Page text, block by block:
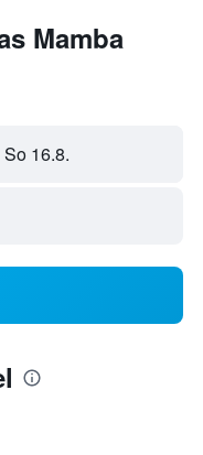
Mamba
So 16.8.